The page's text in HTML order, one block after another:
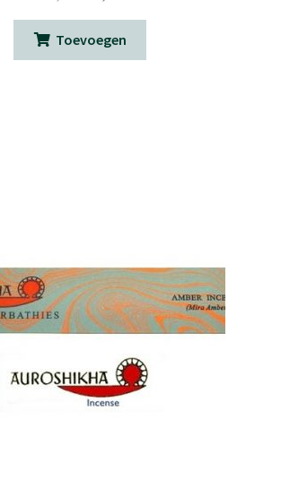
prijs
was:
€ 1,85.
prijs
is:
€ 1,00.
Toevoegen